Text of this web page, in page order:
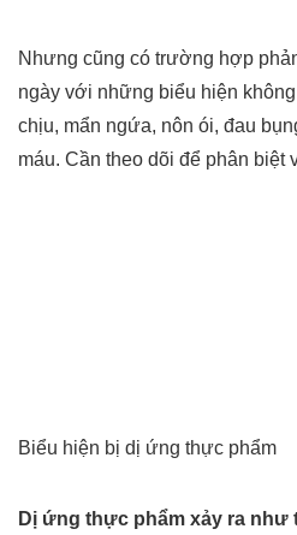
Nhưng cũng có trường hợp
ngày với những biểu hiện
chịu, mẩn ngứa, nôn ói, đau
máu. Cần theo dõi để phân biệt
Biểu hiện bị dị ứng thực phẩm
Dị ứng thực phẩm xảy ra như